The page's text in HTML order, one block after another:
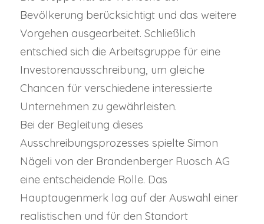
Bevölkerung berücksichtigt und das weitere
Vorgehen ausgearbeitet. Schließlich
entschied sich die Arbeitsgruppe für eine
Investorenausschreibung, um gleiche
Chancen für verschiedene interessierte
Unternehmen zu gewährleisten.
Bei der Begleitung dieses
Ausschreibungsprozesses spielte Simon
Nägeli von der Brandenberger Ruosch AG
eine entscheidende Rolle. Das
Hauptaugenmerk lag auf der Auswahl einer
realistischen und für den Standort